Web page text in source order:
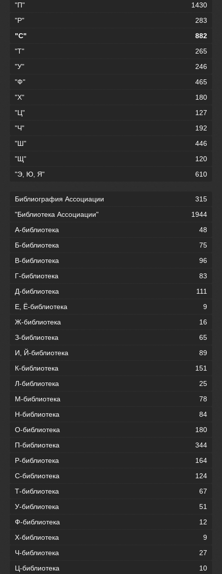
"П"
1430
"Р"
283
"С"
882
"Т"
265
"У"
246
"Ф"
465
"Х"
180
"Ц"
127
"Ч"
192
"Ш"
446
"Щ"
120
"Э, Ю, Я"
610
Библиография Ассоциации
315
"Библиотека Ассоциации"
1944
А-библиотека
48
Б-библиотека
75
В-библиотека
96
Г-библиотека
83
Д-библиотека
111
Е, Ё-библиотека
9
Ж-библиотека
16
З-библиотека
65
И, Й-библиотека
89
К-библиотека
151
Л-библиотека
25
М-библиотека
78
Н-библиотека
84
О-библиотека
180
П-библиотека
344
Р-библиотека
164
С-библиотека
124
Т-библиотека
67
У-библиотека
51
Ф-библиотека
12
Х-библиотека
9
Ч-библиотека
27
Ц-библиотека
10